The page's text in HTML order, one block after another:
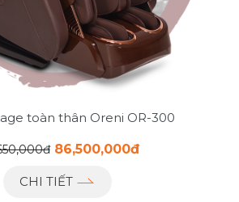
toàn thân Oreni OR-300
86,500,000đ
CHI TIẾT